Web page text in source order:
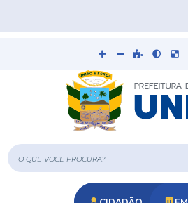
O que voce procura?